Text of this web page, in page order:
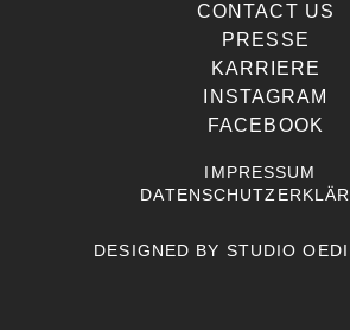
CONTACT US
PRESSE
KARRIERE
INSTAGRAM
FACEBOOK
IMPRESSUM
DESIGNED BY STUDIO